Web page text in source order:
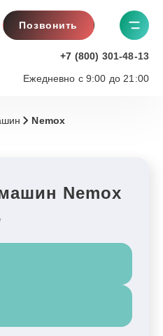
Позвонить
+7 (800) 301-48-13
Ежедневно с 9:00 до 21:00
Nemox
Nemox